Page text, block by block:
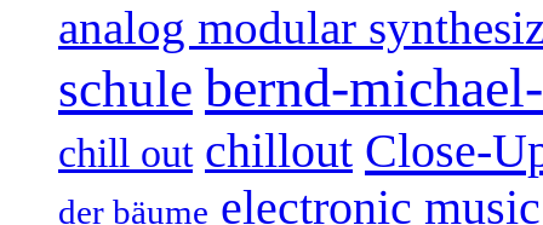
analog modular
schule bernd-
chill out chillout Close-
der bäume electronic music